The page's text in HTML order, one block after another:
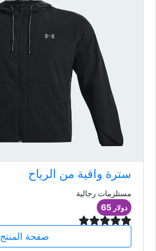
سترة واقية من الرياح
مستلزمات رجالية
65 دولار
صفحة المنتج